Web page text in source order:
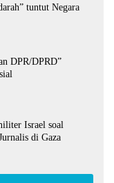
tuntut Negara
DPR/DPRD”
Israel soal
di Gaza